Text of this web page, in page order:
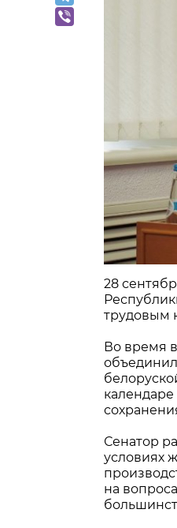
28
трудовым
Во время
Сенатор
условиях
на